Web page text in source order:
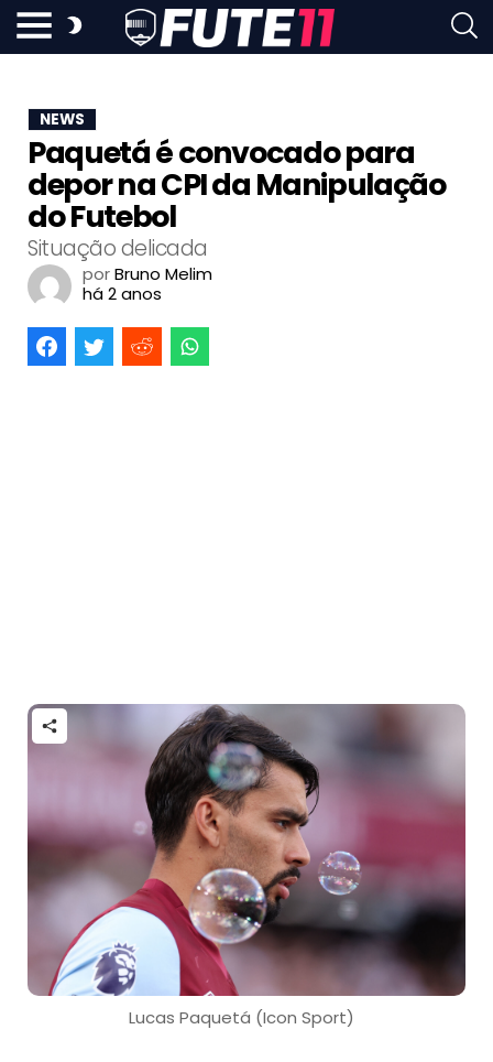
NEWS
Paquetá é convocado para
depor na CPI da Manipulação
do Futebol
Situação delicada
porBruno Melim
há 2 anos
Lucas Paquetá (Icon Sport)